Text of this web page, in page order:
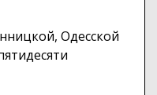
Одесской